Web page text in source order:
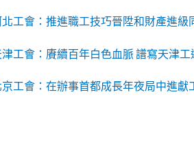
工會：推進職工技巧晉陞和財產進級
工會：賡續百年白色血脈 譜寫天津
工會：在辦事首都成長年夜局中進獻